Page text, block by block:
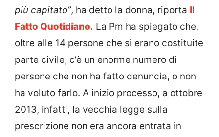
più capitato”, ha detto la donna, riporta Il
Fatto Quotidiano. La Pm ha spiegato che,
oltre alle 14 persone che si erano costituite
parte civile, c’è un enorme numero di
persone che non ha fatto denuncia, o non
ha voluto farlo. A inizio processo, a ottobre
2013, infatti, la vecchia legge sulla
prescrizione non era ancora entrata in